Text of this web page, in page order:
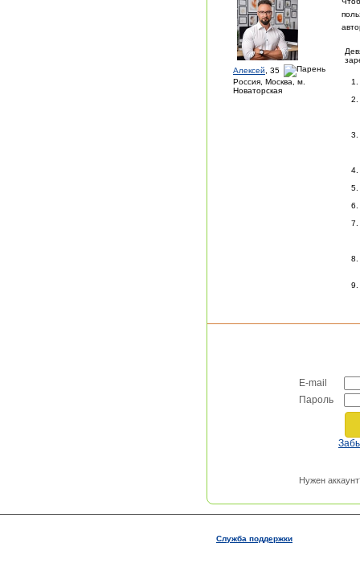
Алексей , 35
Россия, Москва, м.
Новаторская
E-mail
Пароль
Нужен
Служба поддержки